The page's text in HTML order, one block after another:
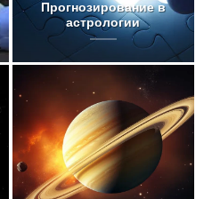
Прогнозирование в
астрологии